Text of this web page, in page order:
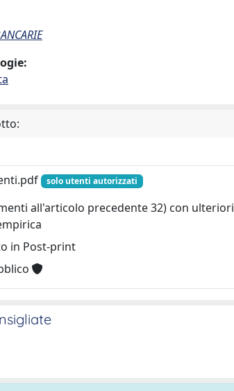
solo utenti autorizzati
all'articolo precedente 32) con ulteriori
in Post-print